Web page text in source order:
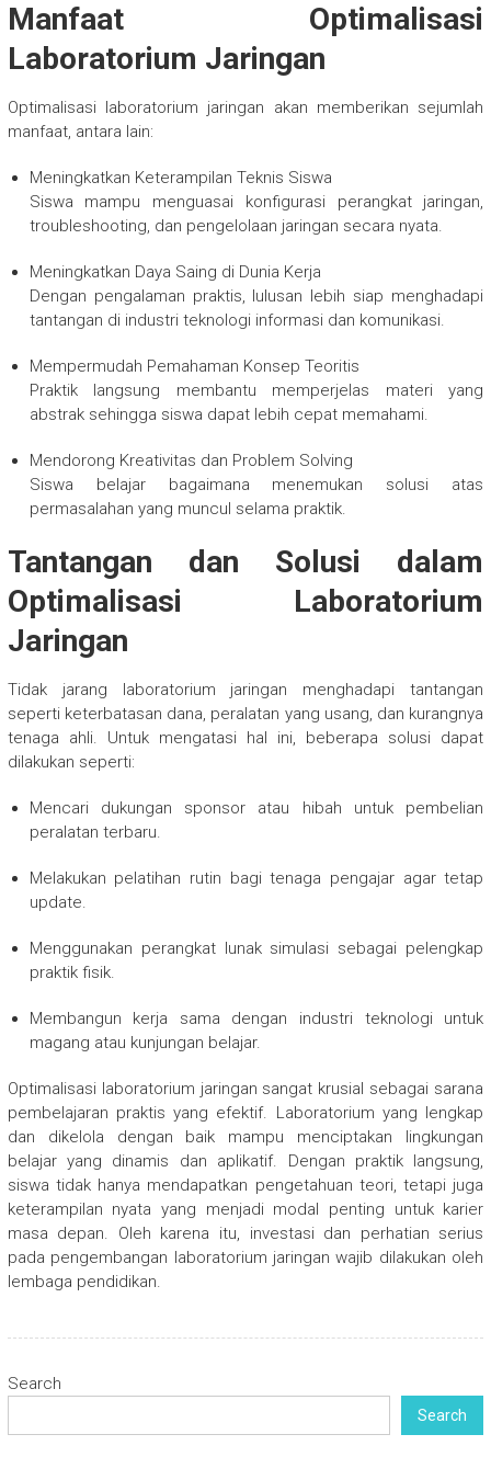
Manfaat Optimalisasi
Laboratorium Jaringan
Optimalisasi laboratorium jaringan akan memberikan sejumlah
manfaat, antara lain:
Meningkatkan Keterampilan Teknis Siswa
Siswa mampu menguasai konfigurasi perangkat jaringan,
troubleshooting, dan pengelolaan jaringan secara nyata.
Meningkatkan Daya Saing di Dunia Kerja
Dengan pengalaman praktis, lulusan lebih siap menghadapi
tantangan di industri teknologi informasi dan komunikasi.
Mempermudah Pemahaman Konsep Teoritis
Praktik langsung membantu memperjelas materi yang
abstrak sehingga siswa dapat lebih cepat memahami.
Mendorong Kreativitas dan Problem Solving
Siswa belajar bagaimana menemukan solusi atas
permasalahan yang muncul selama praktik.
Tantangan dan Solusi dalam
Optimalisasi Laboratorium
Jaringan
Tidak jarang laboratorium jaringan menghadapi tantangan
seperti keterbatasan dana, peralatan yang usang, dan kurangnya
tenaga ahli. Untuk mengatasi hal ini, beberapa solusi dapat
dilakukan seperti:
Mencari dukungan sponsor atau hibah untuk pembelian
peralatan terbaru.
Melakukan pelatihan rutin bagi tenaga pengajar agar tetap
update.
Menggunakan perangkat lunak simulasi sebagai pelengkap
praktik fisik.
Membangun kerja sama dengan industri teknologi untuk
magang atau kunjungan belajar.
Optimalisasi laboratorium jaringan sangat krusial sebagai sarana
pembelajaran praktis yang efektif. Laboratorium yang lengkap
dan dikelola dengan baik mampu menciptakan lingkungan
belajar yang dinamis dan aplikatif. Dengan praktik langsung,
siswa tidak hanya mendapatkan pengetahuan teori, tetapi juga
keterampilan nyata yang menjadi modal penting untuk karier
masa depan. Oleh karena itu, investasi dan perhatian serius
pada pengembangan laboratorium jaringan wajib dilakukan oleh
lembaga pendidikan.
Search
Search